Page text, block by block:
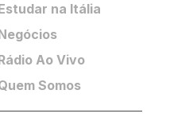
na Itália
Ao Vivo
Somos